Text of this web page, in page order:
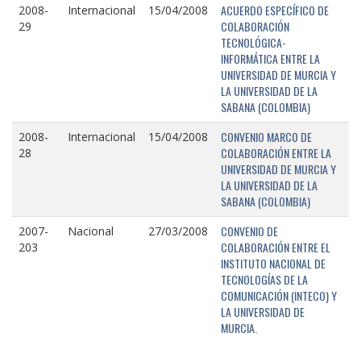
2008-
29
Internacional 15/04/2008
ACUERDO ESPECÍFICO DE
COLABORACIÓN
TECNOLÓGICA-
INFORMÁTICA ENTRE LA
UNIVERSIDAD DE MURCIA Y
LA UNIVERSIDAD DE LA
SABANA (COLOMBIA)
2008-
28
Internacional 15/04/2008
CONVENIO MARCO DE
COLABORACIÓN ENTRE LA
UNIVERSIDAD DE MURCIA Y
LA UNIVERSIDAD DE LA
SABANA (COLOMBIA)
2007-
203
Nacional 27/03/2008
CONVENIO DE
COLABORACIÓN ENTRE EL
INSTITUTO NACIONAL DE
TECNOLOGÍAS DE LA
COMUNICACIÓN (INTECO) Y
LA UNIVERSIDAD DE
MURCIA.